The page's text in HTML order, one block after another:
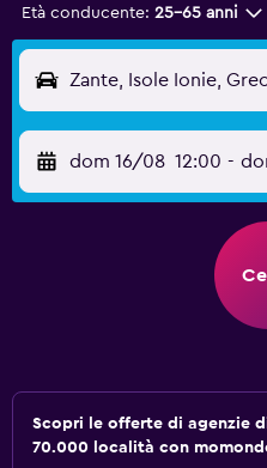
Età conducente: 25-65 anni
Zante, Isole Ionie,
dom 16/08 12:00 -
Scopri le offerte di agenzie
70.000 località con